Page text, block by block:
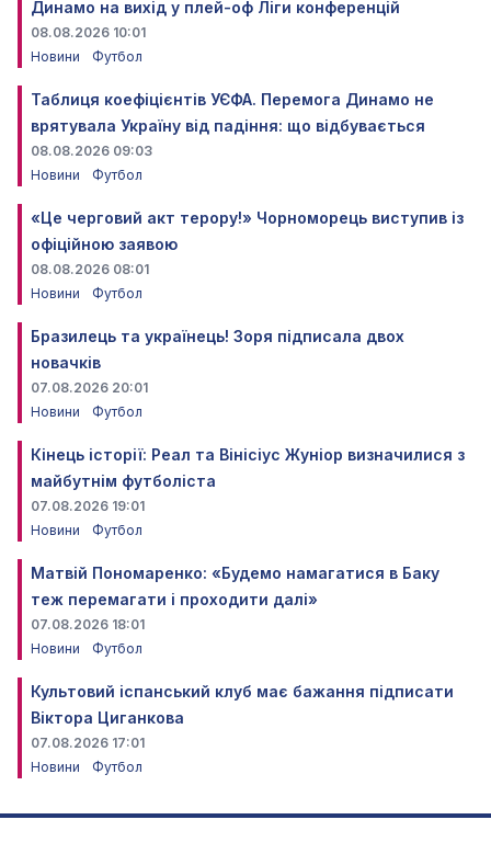
Динамо на вихід у плей-оф Ліги конференцій
08.08.2026 10:01
Новини
Футбол
Таблиця коефіцієнтів УЄФА. Перемога Динамо не
врятувала Україну від падіння: що відбувається
08.08.2026 09:03
Новини
Футбол
«Це черговий акт терору!» Чорноморець виступив із
офіційною заявою
08.08.2026 08:01
Новини
Футбол
Бразилець та українець! Зоря підписала двох
новачків
07.08.2026 20:01
Новини
Футбол
Кінець історії: Реал та Вінісіус Жуніор визначилися з
майбутнім футболіста
07.08.2026 19:01
Новини
Футбол
Матвій Пономаренко: «Будемо намагатися в Баку
теж перемагати і проходити далі»
07.08.2026 18:01
Новини
Футбол
Культовий іспанський клуб має бажання підписати
Віктора Циганкова
07.08.2026 17:01
Новини
Футбол